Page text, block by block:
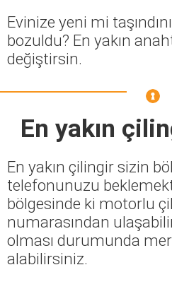
Evinize yeni mi
bozuldu? En yakın
değiştirsin.
En yakın
En yakın çilingir sizin
telefonunuzu
bölgesinde ki motorlu
numarasından
olması durumunda
alabilirsiniz.